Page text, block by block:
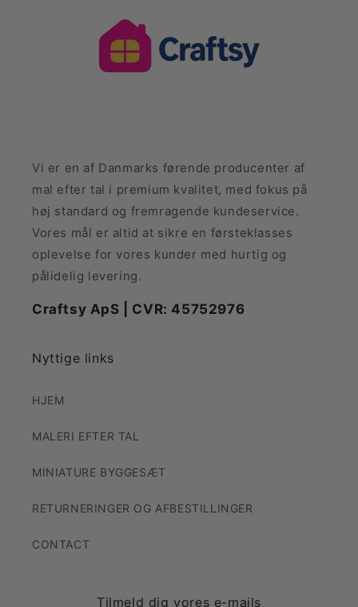
Vi er en af Danmarks førende producenter af
mal efter tal i premium kvalitet, med fokus på
høj standard og fremragende kundeservice.
Vores mål er altid at sikre en førsteklasses
oplevelse for vores kunder med hurtig og
pålidelig levering.
Craftsy ApS | CVR: 45752976
Nyttige links
HJEM
MALERI EFTER TAL
MINIATURE BYGGESÆT
RETURNERINGER OG AFBESTILLINGER
CONTACT
Tilmeld dig vores e-mails